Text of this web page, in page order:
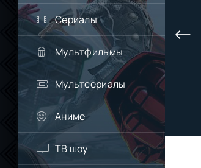
Сериалы
Мультфильмы
Мультсериалы
Аниме
ТВ шоу